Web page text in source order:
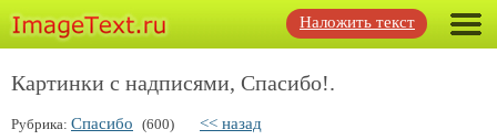
Наложить текст
Картинки с надписями, Спасибо!.
Рубрика: Спасибо (600) << назад